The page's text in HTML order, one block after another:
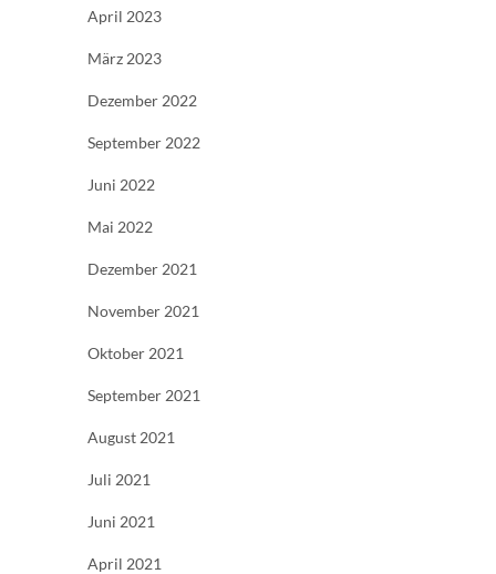
April 2023
März 2023
Dezember 2022
September 2022
Juni 2022
Mai 2022
Dezember 2021
November 2021
Oktober 2021
September 2021
August 2021
Juli 2021
Juni 2021
April 2021